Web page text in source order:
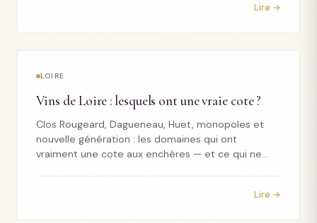
Lire →
LOIRE
Vins de Loire : lesquels ont une vraie cote ?
Clos Rougeard, Dagueneau, Huet, monopoles et
nouvelle génération : les domaines qui ont
vraiment une cote aux enchères — et ce qui ne
Lire →